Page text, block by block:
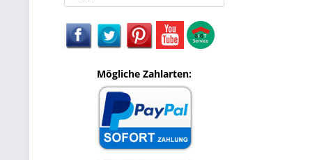
Mögliche Zahlarten: